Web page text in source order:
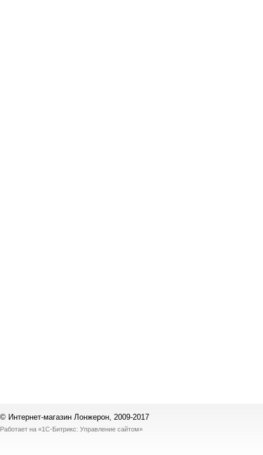
© Интернет-магазин Лонжерон, 2009-2017
Работает на «1С-Битрикс: Управление сайтом»